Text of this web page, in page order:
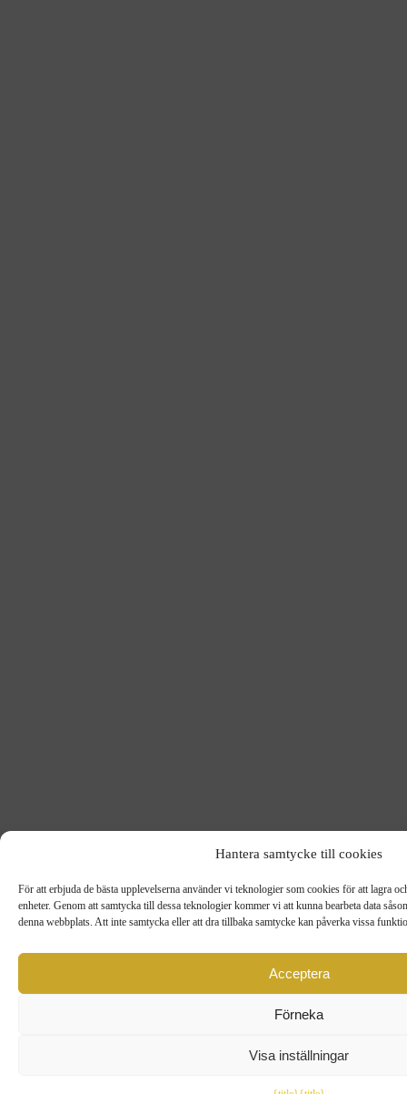
Hantera samtycke till cookies
För att erbjuda de bästa upplevelserna använder vi teknologier som cookies för att lagra
enheter. Genom att samtycka till dessa teknologier kommer vi att kunna bearbeta data
denna webbplats. Att inte samtycka eller att dra tillbaka samtycke kan påverka vissa
Acceptera
Förneka
Visa inställningar